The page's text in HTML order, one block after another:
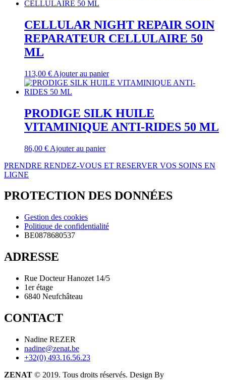
CELLULAR NIGHT REPAIR SOIN
REPARATEUR CELLULAIRE 50
ML
113,00 € Ajouter au panier
PRODIGE SILK HUILE
VITAMINIQUE ANTI-RIDES 50 ML
86,00 € Ajouter au panier
PRENDRE RENDEZ-VOUS ET RESERVER VOS SOINS EN
LIGNE
PROTECTION DES DONNÉES
Gestion des cookies
Politique de confidentialité
BE0878680537
ADRESSE
Rue Docteur Hanozet 14/5
1er étage
6840 Neufchâteau
CONTACT
Nadine REZER
nadine@zenat.be
+32(0) 493.16.56.23
ZENAT © 2019. Tous droits réservés. Design By